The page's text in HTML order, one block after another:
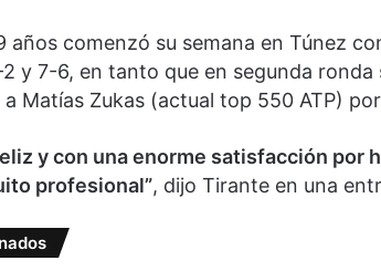
años comenzó su semana en Túnez
y 7-6, en tanto que en segunda ronda
Matías Zukas (actual top 550 ATP)
y con una enorme satisfacción por
profesional”, dijo Tirante en una